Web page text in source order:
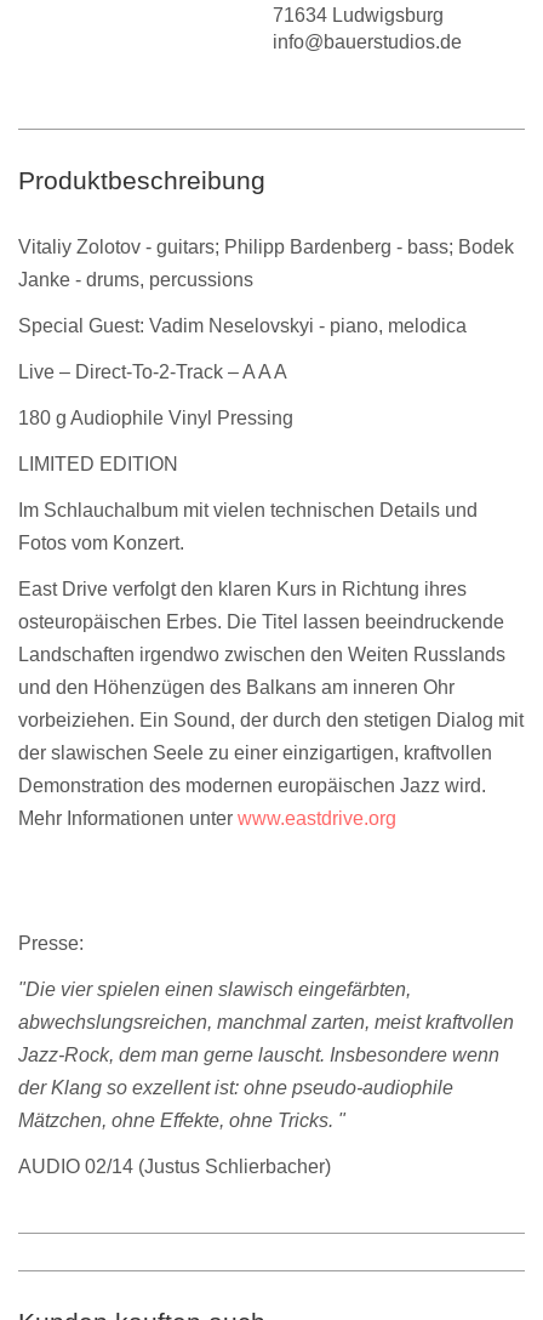
71634 Ludwigsburg
info@bauerstudios.de
Produktbeschreibung
Vitaliy Zolotov - guitars; Philipp Bardenberg - bass; Bodek
Janke - drums, percussions
Special Guest: Vadim Neselovskyi - piano, melodica
Live – Direct-To-2-Track – A A A
180 g Audiophile Vinyl Pressing
LIMITED EDITION
Im Schlauchalbum mit vielen technischen Details und
Fotos vom Konzert.
East Drive verfolgt den klaren Kurs in Richtung ihres
osteuropäischen Erbes. Die Titel lassen beeindruckende
Landschaften irgendwo zwischen den Weiten Russlands
und den Höhenzügen des Balkans am inneren Ohr
vorbeiziehen. Ein Sound, der durch den stetigen Dialog mit
der slawischen Seele zu einer einzigartigen, kraftvollen
Demonstration des modernen europäischen Jazz wird.
Mehr Informationen unter www.eastdrive.org
Presse:
"Die vier spielen einen slawisch eingefärbten,
abwechslungsreichen, manchmal zarten, meist kraftvollen
Jazz-Rock, dem man gerne lauscht. Insbesondere wenn
der Klang so exzellent ist: ohne pseudo-audiophile
Mätzchen, ohne Effekte, ohne Tricks. "
AUDIO 02/14 (Justus Schlierbacher)